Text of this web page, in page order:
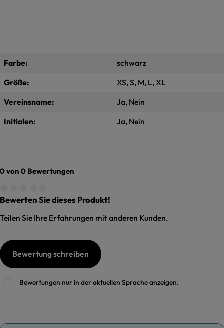
Farbe:
schwarz
Größe:
XS, S, M, L, XL
Vereinsname:
Ja, Nein
Initialen:
Ja, Nein
0 von 0 Bewertungen
Durchschnittliche Bewertung von 0 von 5 Sternen
Bewerten Sie dieses Produkt!
Teilen Sie Ihre Erfahrungen mit anderen Kunden.
Bewertung schreiben
Bewertungen nur in der aktuellen Sprache anzeigen.